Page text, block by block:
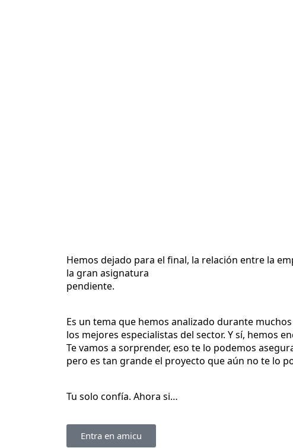
Hemos dejado para el final, la relación entre la
la gran asignatura
pendiente.
Es un tema que hemos analizado durante
los mejores especialistas del sector. Y sí, hemos
Te vamos a sorprender, eso te lo podemos
pero es tan grande el proyecto que aún no te lo
Tu solo confía. Ahora si…
Entra en amicu